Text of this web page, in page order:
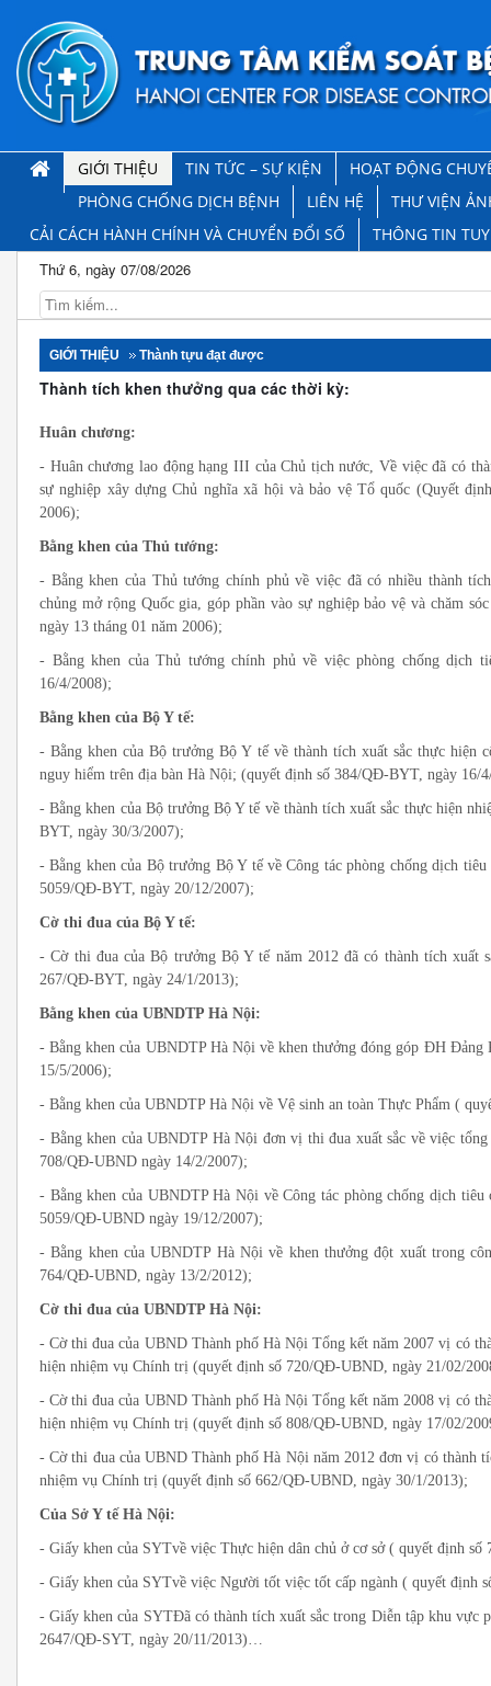
GIỚI THIỆU TIN TỨC – SỰ KIỆN
HOẠT ĐỘNG
PHÒNG CHỐNG DỊCH BỆNH
LIÊN HỆ
THƯ VIỆN
CẢI CÁCH HÀNH CHÍNH VÀ CHUYỂN ĐỔI SỐ
THÔNG TIN
Thứ 6, ngày 07/08/2026
GIỚI THIỆU Thành tựu đạt được
Thành tích khen thưởng qua các thời kỳ:
Huân chương:
- Huân chương lao động hạng III của Chủ tịch nước, Về việc đã có
sự nghiệp xây dựng Chủ nghĩa xã hội và bảo vệ Tổ quốc (Quyết
2006);
Bằng khen của Thủ tướng:
- Bằng khen của Thủ tướng chính phủ về việc đã có nhiều thành
chủng mở rộng Quốc gia, góp phần vào sự nghiệp bảo vệ và chăm
ngày 13 tháng 01 năm 2006);
- Bằng khen của Thủ tướng chính phủ về việc phòng chống dịch
16/4/2008);
Bằng khen của Bộ Y tế:
- Bằng khen của Bộ trưởng Bộ Y tế về thành tích xuất sắc thực hiện
nguy hiểm trên địa bàn Hà Nội; (quyết định số 384/QĐ-BYT, ngày 16/
- Bằng khen của Bộ trưởng Bộ Y tế về thành tích xuất sắc thực hiện
BYT, ngày 30/3/2007);
- Bằng khen của Bộ trưởng Bộ Y tế về Công tác phòng chống dịch
5059/QĐ-BYT, ngày 20/12/2007);
Cờ thi đua của Bộ Y tế:
- Cờ thi đua của Bộ trưởng Bộ Y tế năm 2012 đã có thành tích xuất
267/QĐ-BYT, ngày 24/1/2013);
Bằng khen của UBNDTP Hà Nội:
- Bằng khen của UBNDTP Hà Nội về khen thưởng đóng góp ĐH
15/5/2006);
- Bằng khen của UBNDTP Hà Nội về Vệ sinh an toàn Thực Phẩm (
- Bằng khen của UBNDTP Hà Nội đơn vị thi đua xuất sắc về việc
708/QĐ-UBND ngày 14/2/2007);
- Bằng khen của UBNDTP Hà Nội về Công tác phòng chống dịch
5059/QĐ-UBND ngày 19/12/2007);
- Bằng khen của UBNDTP Hà Nội về khen thưởng đột xuất trong
764/QĐ-UBND, ngày 13/2/2012);
Cờ thi đua của UBNDTP Hà Nội:
- Cờ thi đua của UBND Thành phố Hà Nội Tổng kết năm 2007 vị có
hiện nhiệm vụ Chính trị (quyết định số 720/QĐ-UBND, ngày 21/02/
- Cờ thi đua của UBND Thành phố Hà Nội Tổng kết năm 2008 vị có
hiện nhiệm vụ Chính trị (quyết định số 808/QĐ-UBND, ngày 17/02/
- Cờ thi đua của UBND Thành phố Hà Nội năm 2012 đơn vị có thành
nhiệm vụ Chính trị (quyết định số 662/QĐ-UBND, ngày 30/1/2013);
Của Sở Y tế Hà Nội:
- Giấy khen của SYTvề việc Thực hiện dân chủ ở cơ sở ( quyết định
- Giấy khen của SYTvề việc Người tốt việc tốt cấp ngành ( quyết định
- Giấy khen của SYTĐã có thành tích xuất sắc trong Diễn tập khu vực
2647/QĐ-SYT, ngày 20/11/2013)…